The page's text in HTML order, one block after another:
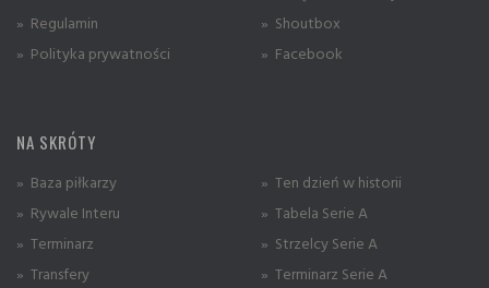
» Regulamin
» Polityka prywatności
» Shoutbox
» Facebook
NA SKRÓTY
» Baza piłkarzy
» Rywale Interu
» Terminarz
» Transfery
» Ten dzień w historii
» Tabela Serie A
» Strzelcy Serie A
» Terminarz Serie A